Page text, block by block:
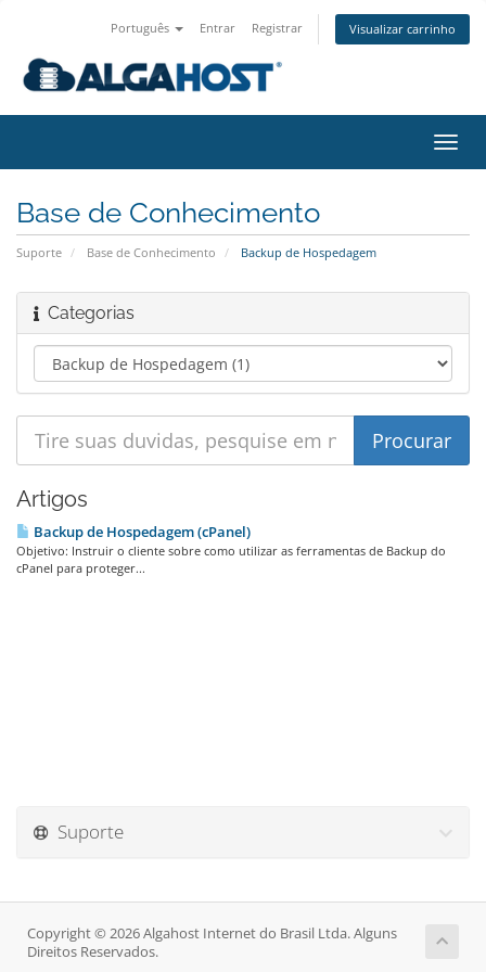
Português Entrar Registrar Visualizar carrinho
Base de Conhecimento
Suporte Base de Conhecimento Backup de Hospedagem
Categorias
Artigos
Backup de Hospedagem (cPanel)
Objetivo: Instruir o cliente sobre como utilizar as ferramentas de Backup do
cPanel para proteger...
Suporte
Copyright © 2026 Algahost Internet do Brasil Ltda. Alguns
Direitos Reservados.